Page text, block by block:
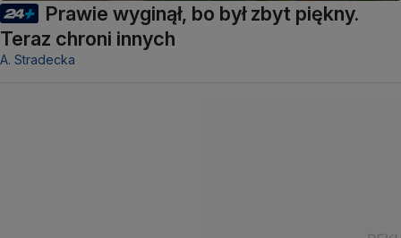
Prawie wyginął, bo był zbyt piękny.
Teraz chroni innych
A. Stradecka